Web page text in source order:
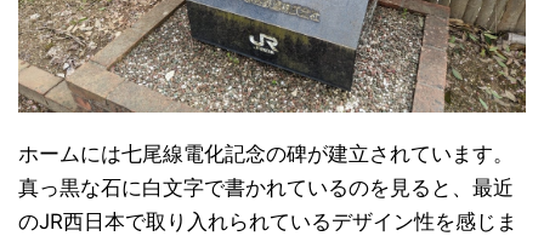
ホームには七尾線電化記念の碑が建立されています。
真っ黒な石に白文字で書かれているのを見ると、最近
のJR西日本で取り入れられているデザイン性を感じま